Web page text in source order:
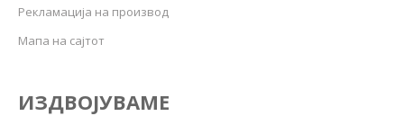
Рекламација на производ
Мапа на сајтот
ИЗДВОЈУВАМЕ